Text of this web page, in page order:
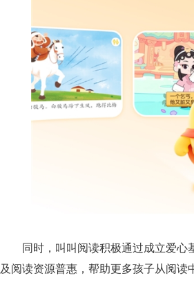
同时，叫叫阅读积极通过成立爱
及阅读资源普惠，帮助更多孩子从阅